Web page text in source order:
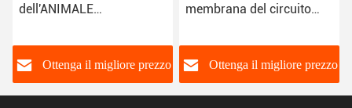
membrana del circuito
DOMESTICO dell'OEM
progetta con la cupola del
metallo
Ottenga il migliore prezzo
3M Adhesive del
membrana del circuito
dell'ANIMALE
DOMESTICO della cupola
Ottenga il migliore prezzo